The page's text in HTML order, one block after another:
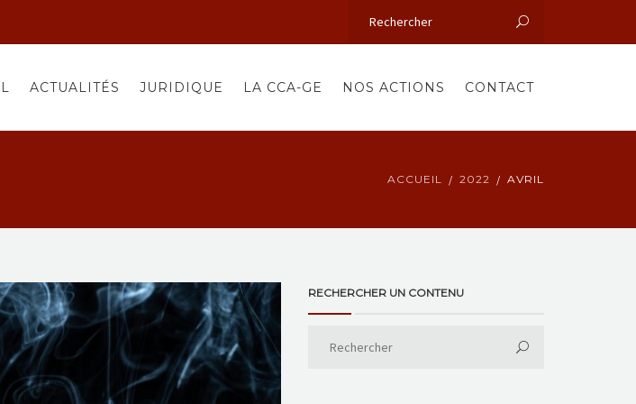
ACTUALITÉS JURIDIQUE LA CCA-GE NOS ACTIONS CONTACT
ACCUEIL 2022 AVRIL
RECHERCHER UN CONTENU